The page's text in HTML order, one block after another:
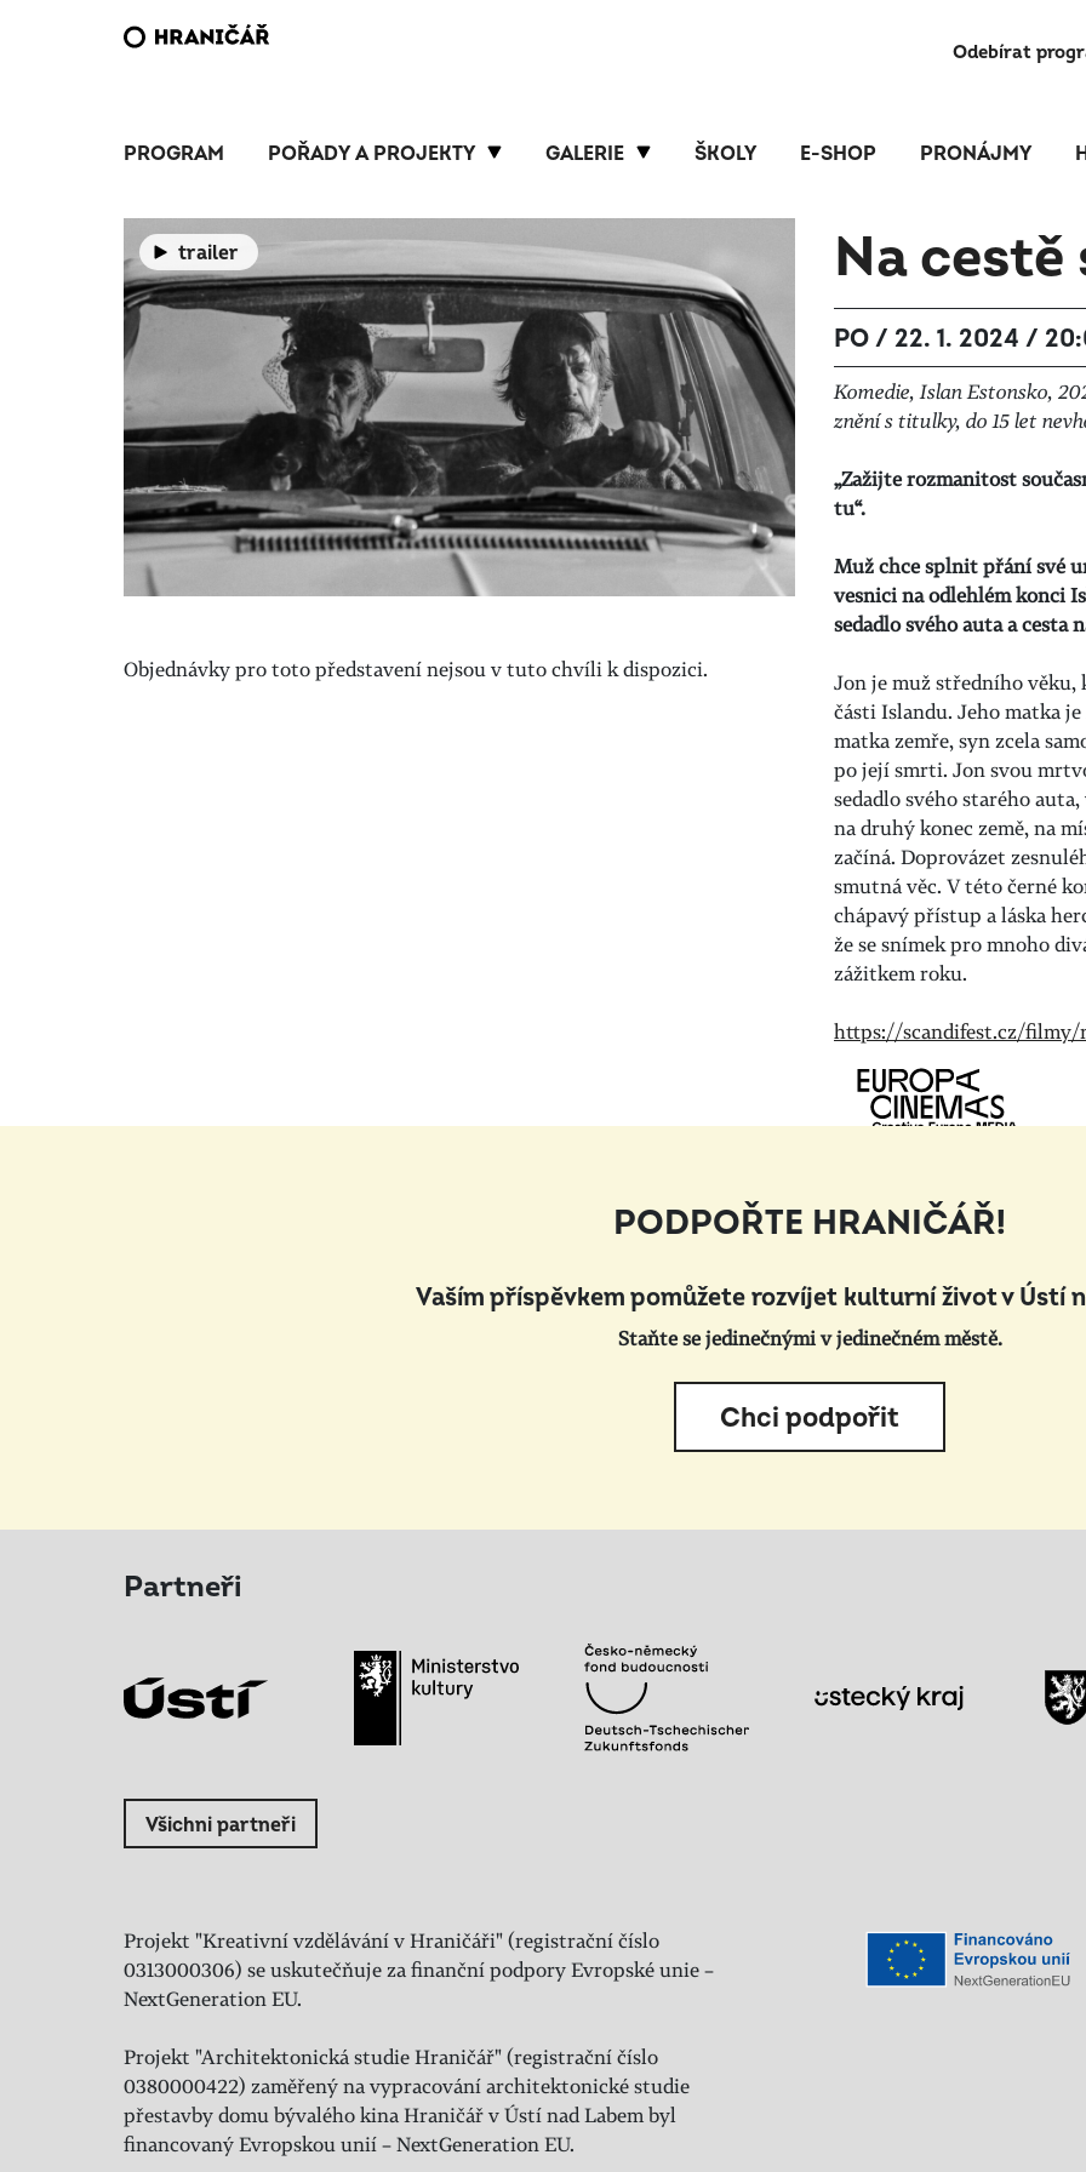
Odebírat
PROGRAM POŘADY A PROJEKTY GALERIE ŠKOLY E-SHOP PRONÁJMY
trailer Na cestě
PO / 22. 1. 2024 /
Komedie, Islan Estonsko,
znění s titulky, do 15 let
„Zažijte rozmanitost
tu“.
Muž chce splnit přání své
vesnici na odlehlém konci
sedadlo svého auta a cesta
Jon je muž středního
části Islandu. Jeho matka
matka zemře, syn zcela
po její smrti. Jon svou
sedadlo svého starého
na druhý konec země, na
začíná. Doprovázet
smutná věc. V této černé
chápavý přístup a láska
že se snímek pro mnoho
zážitkem roku.
https://scandifest.cz/filmy/
Objednávky pro toto představení nejsou v tuto chvíli k dispozici.
PODPOŘTE HRANIČÁŘ!
Vaším příspěvkem pomůžete rozvíjet kulturní život v Ústí
Staňte se jedinečnými v jedinečném městě.
Chci podpořit
Partneři
Všichni partneři
Projekt "Kreativní vzdělávání v Hraničáři" (registrační číslo
0313000306) se uskutečňuje za finanční podpory Evropské unie –
NextGeneration EU.
Projekt "Architektonická studie Hraničář" (registrační číslo
0380000422) zaměřený na vypracování architektonické studie
přestavby domu bývalého kina Hraničář v Ústí nad Labem byl
financovaný Evropskou unií – NextGeneration EU.